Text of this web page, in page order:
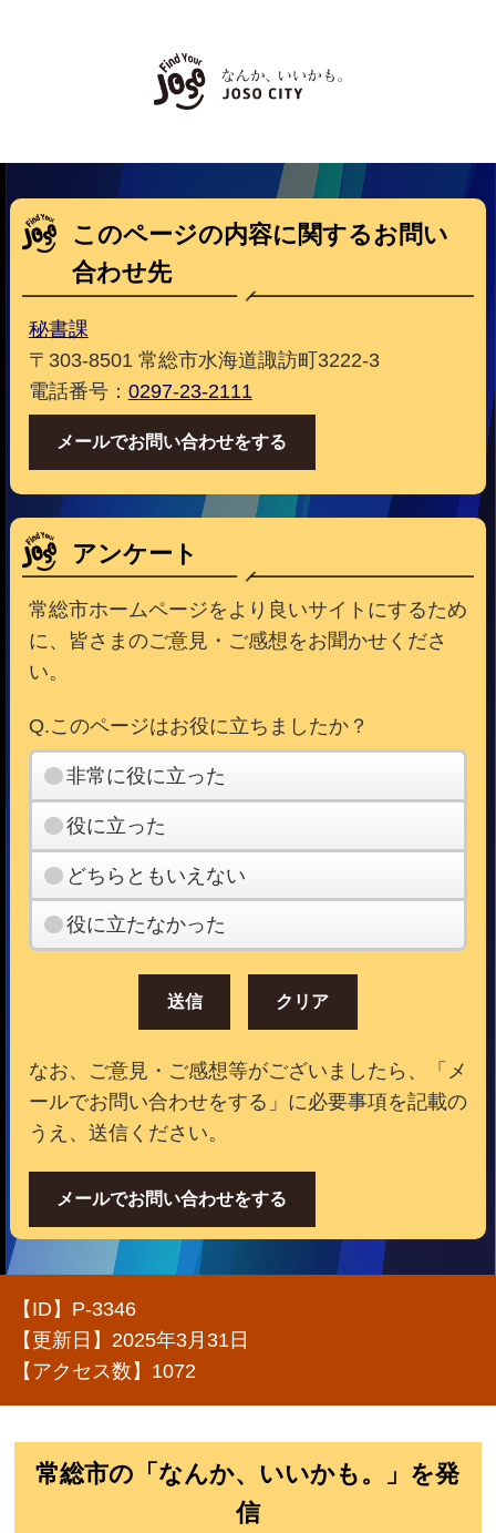
このページの内容に関するお問い
合わせ先
秘書課
〒303-8501 常総市水海道諏訪町3222-3
電話番号： 0297-23-2111
メールでお問い合わせをする
アンケート
常総市ホームページをより良いサイトにするため
に、皆さまのご意見・ご感想をお聞かせくださ
い。
Q.このページはお役に立ちましたか？
非常に役に立った
役に立った
どちらともいえない
役に立たなかった
なお、ご意見・ご感想等がございましたら、「メ
ールでお問い合わせをする」に必要事項を記載の
うえ、送信ください。
メールでお問い合わせをする
【ID】 P-3346
【更新日】 2025年3月31日
【アクセス数】 1072
常総市の「なんか、いいかも。」を発
信